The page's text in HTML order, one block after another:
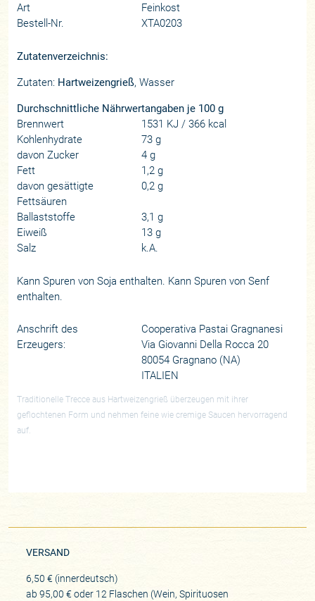
Art
Feinkost
Bestell-Nr.
XTA0203
Zutatenverzeichnis:
Zutaten: Hartweizengrieß, Wasser
Durchschnittliche Nährwertangaben je 100 g
Brennwert
1531 KJ / 366 kcal
Kohlenhydrate
73 g
davon Zucker
4 g
Fett
1,2 g
davon gesättigte
Fettsäuren
0,2 g
Ballaststoffe
3,1 g
Eiweiß
13 g
Salz
k.A.
Kann Spuren von Soja enthalten. Kann Spuren von Senf
enthalten.
Anschrift des
Erzeugers:
Cooperativa Pastai Gragnanesi
Via Giovanni Della Rocca 20
80054 Gragnano (NA)
ITALIEN
Traditionelle Trecce aus Hartweizengrieß überzeugen mit ihrer
geflochtenen Form und nehmen feine wie cremige Saucen hervorragend
auf.
VERSAND
6,50 € (innerdeutsch)
ab 95,00 € oder 12 Flaschen (Wein, Spirituosen